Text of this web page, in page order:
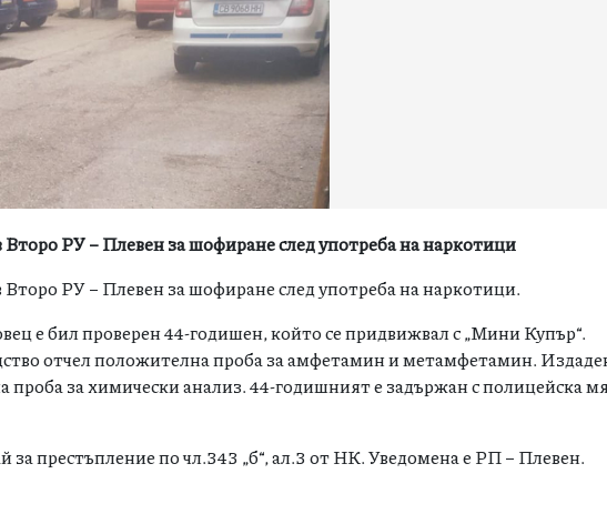
Второ РУ – Плевен за шофиране след употреба на наркотици
Второ РУ – Плевен за шофиране след употреба на наркотици.
е бил проверен 44-годишен, който се придвижвал с „Мини Купър“.
отчел положителна проба за амфетамин и метамфетамин.
проба за химически анализ. 44-годишният е задържан с полицейска
за престъпление по чл.343 „б“, ал.3 от НК. Уведомена е РП –